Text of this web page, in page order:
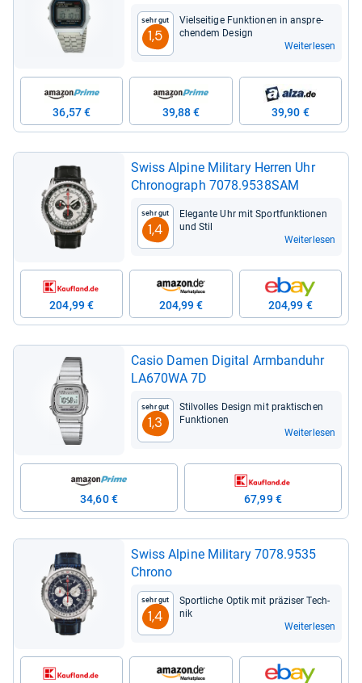
Sehr gut
1,5
Viel­sei­tige Funk­tio­nen in anspre­
chen­dem Design
Weiterlesen
36,57 € 39,88 € 39,90 €
Swiss Alpine Mili­tary Her­ren Uhr
Chro­no­graph 7078.9538SAM
Sehr gut
1,4
Ele­gante Uhr mit Sport­funk­tio­nen
und Stil
Weiterlesen
204,99 € 204,99 € 204,99 €
Casio Damen Digi­tal Arm­band­uhr
LA670WA 7D
Sehr gut
1,3
Stil­vol­les Design mit prak­ti­schen
Funk­tio­nen
Weiterlesen
34,60 € 67,99 €
Swiss Alpine Mili­tary 7078.9535
Chrono
Sehr gut
1,4
Sport­li­che Optik mit prä­zi­ser Tech­
nik
Weiterlesen